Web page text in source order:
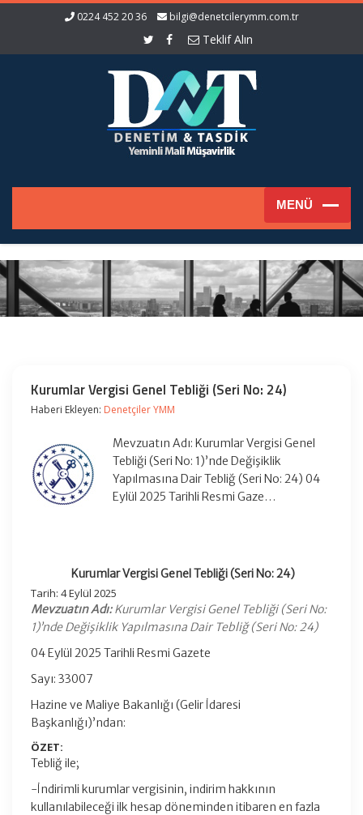
0224 452 20 36 bilgi@denetcilerymm.com.tr
Teklif Alın
Kurumlar Vergisi Genel Tebliği (Seri No: 24)
Haberi Ekleyen: Denetçiler YMM
Mevzuatın Adı: Kurumlar Vergisi Genel
Tebliği (Seri No: 1)’nde Değişiklik
Yapılmasına Dair Tebliğ (Seri No: 24) 04
Eylül 2025 Tarihli Resmi Gaze…
Kurumlar Vergisi Genel Tebliği (Seri No: 24)
Tarih: 4 Eylül 2025
Mevzuatın Adı:Kurumlar Vergisi Genel Tebliği (Seri No:
1)’nde Değişiklik Yapılmasına Dair Tebliğ (Seri No: 24)
04 Eylül 2025 Tarihli Resmi Gazete
Sayı: 33007
Hazine ve Maliye Bakanlığı (Gelir İdaresi
Başkanlığı)’ndan:
ÖZET:
Tebliğ ile;
-İndirimli kurumlar vergisinin, indirim hakkının
kullanılabileceği ilk hesap döneminden itibaren en fazla